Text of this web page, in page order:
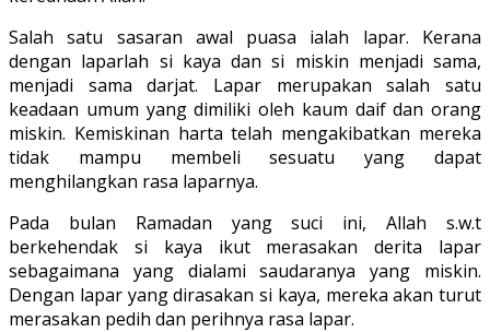
Salah satu sasaran awal puasa ialah lapar. Kerana
dengan laparlah si kaya dan si miskin menjadi sama,
menjadi sama darjat. Lapar merupakan salah satu
keadaan umum yang dimiliki oleh kaum daif dan orang
miskin. Kemiskinan harta telah mengakibatkan mereka
tidak mampu membeli sesuatu yang dapat
menghilangkan rasa laparnya.
Pada bulan Ramadan yang suci ini, Allah s.w.t
berkehendak si kaya ikut merasakan derita lapar
sebagaimana yang dialami saudaranya yang miskin.
Dengan lapar yang dirasakan si kaya, mereka akan turut
merasakan pedih dan perihnya rasa lapar.